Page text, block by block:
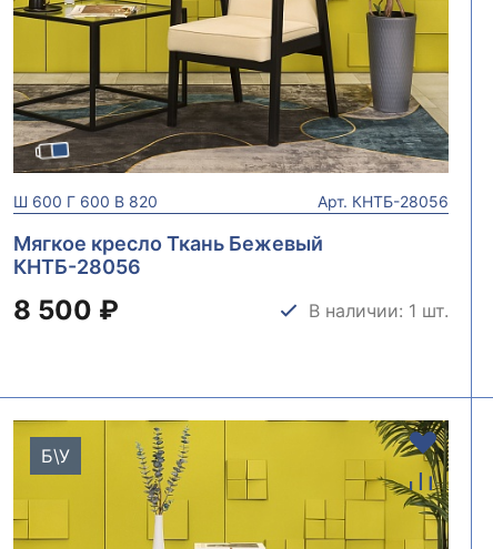
Ш 600 Г600 В820 Арт. КНТБ-28056
Мягкое кресло Ткань Бежевый
КНТБ-28056
8 500 ₽ В наличии: 1 шт.
Б\У